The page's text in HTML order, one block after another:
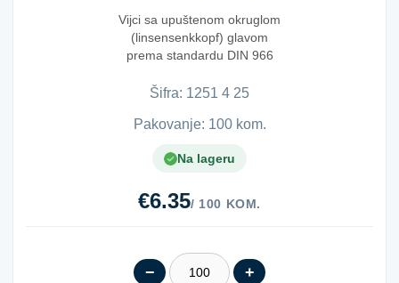
Vijci sa upuštenom okruglom
(linsensenkkopf) glavom
prema standardu DIN 966
Šifra: 1​2​5​1​ ​4​ ​2​5​
Pakovanje: 100 kom.
Na lageru
€6.35/ 100 KOM.
− +